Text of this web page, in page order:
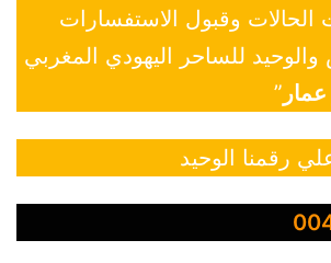
وقبول الاستفسارات
للساحر اليهودي المغربي
”
رقمنا الوحيد